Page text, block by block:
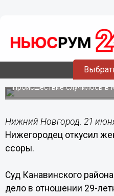
21.06.201609:51
Нижегородец
семейной ссоры
Происшествие случилось в
Нижний Новгород. 21
Нижегородец откусил
ссоры.
Суд Канавинского
дело в отношении 29-